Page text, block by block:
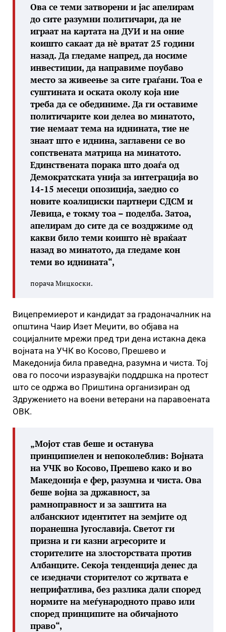
Ова се теми затворени и јас апелирам
до сите разумни политичари, да не
играат на картата на ДУИ и на оние
коишто сакаат да нè вратат 25 години
назад. Да гледаме напред, да носиме
инвестиции, да направиме поубаво
место за живеење за сите граѓани. Тоа е
суштината и оската околу која ние
треба да се обединиме. Да ги оставиме
политичарите кои делеа во минатото,
тие немаат тема на иднината, тие не
знаат што е иднина, заглавени се во
сопствената матрица на минатото.
Единствената порака што доаѓа од
Демократската унија за интеграција во
14-15 месеци опозиција, заедно со
новите коалициски партнери СДСМ и
Левица, е токму тоа – поделба. Затоа,
апелирам до сите да се воздржиме од
какви било теми коишто нè враќаат
назад во минатото, да гледаме кон
теми во иднината“,
порача Мицкоски.
Вицепремиерот и кандидат за градоначалник на
општина Чаир Изет Меџити, во објава на
социјалните мрежи пред три дена истакна дека
војната на УЧК во Косово, Прешево и
Македонија била праведна, разумна и чиста. Тој
ова го посочи изразувајќи поддршка на протест
што се одржа во Приштина организиран од
Здружението на воени ветерани на паравоената
ОВК.
„Мојот став беше и останува
принципиелен и непоколеблив: Војната
на УЧК во Косово, Прешево како и во
Македонија е фер, разумна и чиста. Ова
беше војна за државност, за
рамноправност и за заштита на
албанскиот идентитет на земјите од
поранешна Југославија. Светот ги
призна и ги казни агресорите и
сторителите на злосторствата против
Албанците. Секоја тенденција денес да
се изедначи сторителот со жртвата е
неприфатлива, без разлика дали според
нормите на меѓународното право или
според принципите на обичајното
право“,